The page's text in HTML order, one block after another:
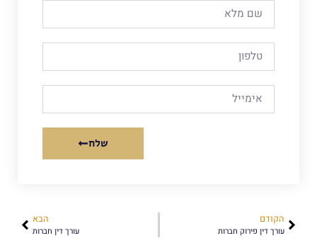
שלח
הקודם
עורך דין פירוק חברות
הבא
עורך דין חברות